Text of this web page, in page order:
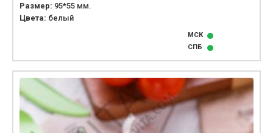
Размер: 95*55 мм.
Цвета: белый
МСК
СПБ